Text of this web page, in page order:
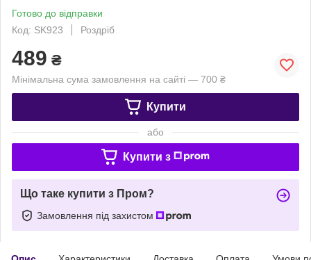
Готово до відправки
Код: SK923
Роздріб
489 ₴
Мінімальна сума замовлення на сайті — 700 ₴
Купити
або
Купити з
Що таке купити з Пром?
Замовлення під захистом